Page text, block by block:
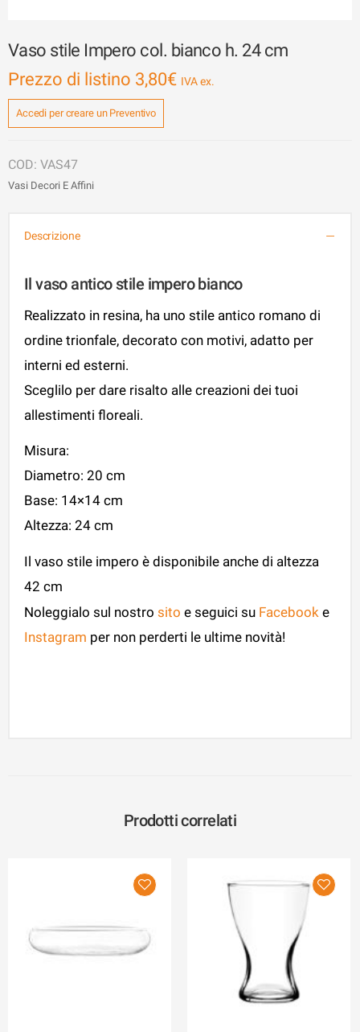
Vaso stile Impero col. bianco h. 24 cm
Prezzo di listino 3,80€
Accedi per creare un Preventivo
VAS47
Vasi Decori E Affini
Descrizione
Il vaso antico stile impero bianco
Realizzato in resina, ha uno stile antico romano di
ordine trionfale, decorato con motivi, adatto per
interni ed esterni.
Sceglilo per dare risalto alle creazioni dei tuoi
allestimenti floreali.
Misura:
Diametro: 20 cm
Base: 14×14 cm
Altezza: 24 cm
Il vaso stile impero è disponibile anche di altezza
42 cm
Noleggialo sul nostro sito e seguici su Facebook e
Instagram per non perderti le ultime novità!
Prodotti correlati